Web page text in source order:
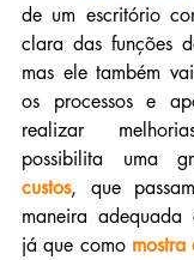
de um escritório
clara das funções
mas ele também
os processos e
realizar
possibilita uma
custos, que
maneira adequada
já que como mostra